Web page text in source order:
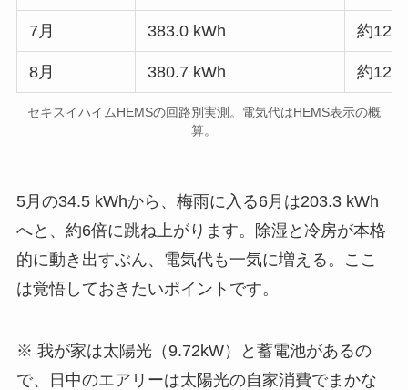
7月 383.0 kWh 約
8月 380.7 kWh 約
セキスイハイムHEMSの回路別実測。電気代はHEMS表示の概
算。
5月の34.5 kWhから、梅雨に入る6月は203.3 kWh
へと、約6倍に跳ね上がります。除湿と冷房が本格
的に動き出すぶん、電気代も一気に増える。ここ
は覚悟しておきたいポイントです。
※ 我が家は太陽光（9.72kW）と蓄電池があるの
で、日中のエアリーは太陽光の自家消費でまかな